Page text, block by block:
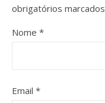
obrigatórios
Nome *
Email *